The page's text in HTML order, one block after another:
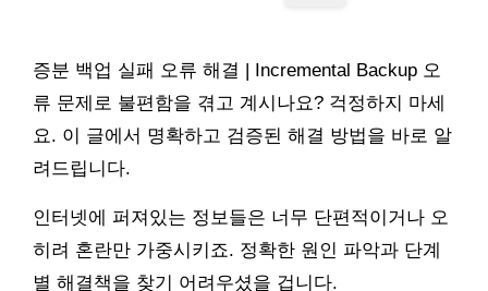
증분 백업 실패 오류 해결 | Incremental Backup 오
류 문제로 불편함을 겪고 계시나요? 걱정하지 마세
요. 이 글에서 명확하고 검증된 해결 방법을 바로 알
려드립니다.
인터넷에 퍼져있는 정보들은 너무 단편적이거나 오
히려 혼란만 가중시키죠. 정확한 원인 파악과 단계
별 해결책을 찾기 어려우셨을 겁니다.